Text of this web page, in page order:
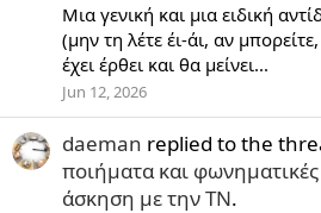
Μια γενική και μια ειδική
(μην τη λέτε έι-άι, αν
έχει έρθει και θα μείνει...
Jun 12, 2026
daeman replied to the
ποιήματα και φωνηματικές
άσκηση με την ΤΝ.